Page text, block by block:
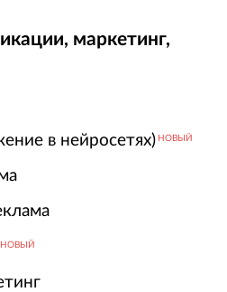
маркетинг,
в нейросетях) НОВЫЙ
НОВЫЙ